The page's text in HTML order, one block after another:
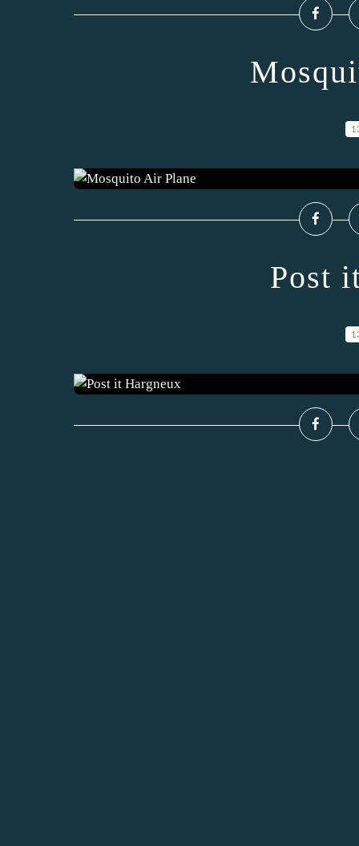
Post